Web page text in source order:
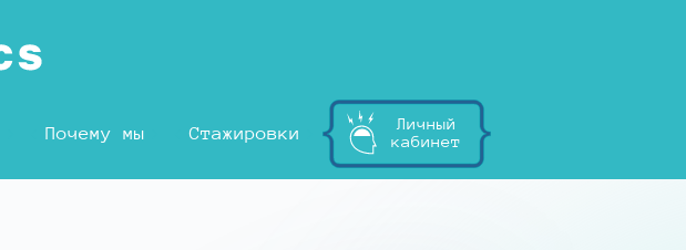
Почему мы Стажировки
Личный
кабинет